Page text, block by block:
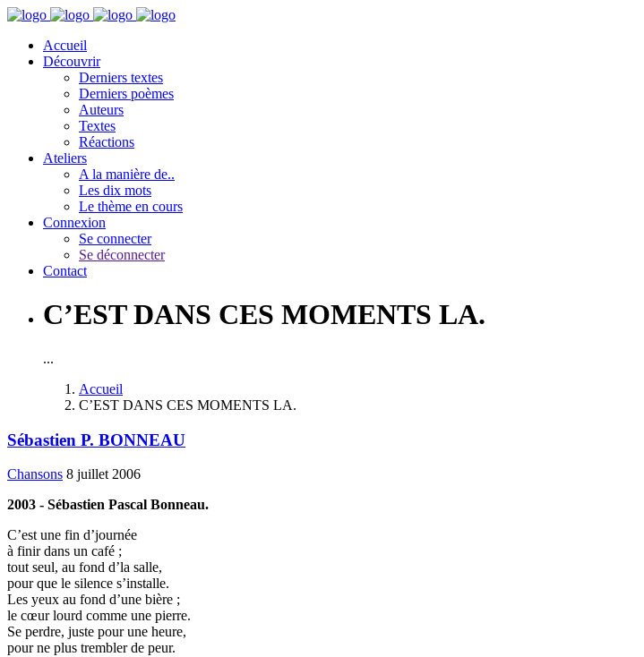
Accueil
Découvrir
Derniers textes
Derniers poèmes
Auteurs
Textes
Réactions
Ateliers
A la manière de..
Les dix mots
Le thème en cours
Connexion
Se connecter
Se déconnecter
Contact
C’EST DANS CES MOMENTS LA.
...
Accueil
C’EST DANS CES MOMENTS LA.
Sébastien P. BONNEAU
Chansons 8 juillet 2006
2003 - Sébastien Pascal Bonneau.
C’est une fin d’journée
à finir dans un café ;
tout seul, au fond d’la salle,
pour que le silence s’installe.
Les yeux au fond d’une bière ;
le cœur lourd comme une pierre.
Se perdre, juste pour une heure,
pour ne plus trembler de peur.